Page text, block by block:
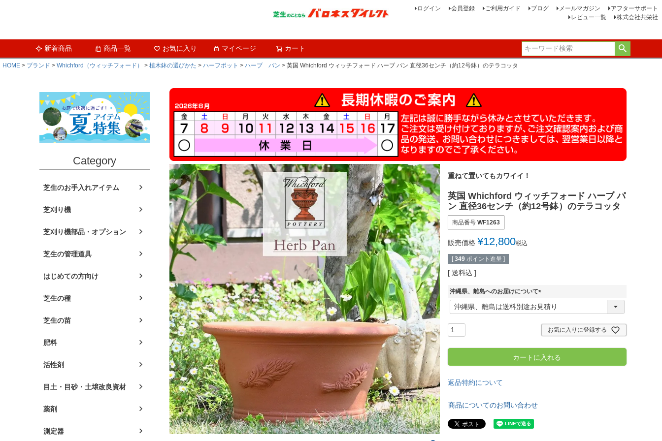
ログイン 会員登録 ご利用ガイド ブログ メールマガジン
アフターサポート
レビュー一覧
株式会社共栄社
新着商品 商品一覧 お気に入り マイページ カート
HOME ブランド Whichford（ウィッチフォード） 植木鉢の選びかた ハーフポット ハーブ パン 英国 Whichford ウィッチフォード ハーブ パン 直径36センチ（約12号鉢）のテラコッタ
Category
芝生のお手入れアイテム
芝刈り機
芝刈り機部品・オプション
芝生の管理道具
はじめての方向け
芝生の種
芝生の苗
肥料
活性剤
目土・目砂・土壌改良資材
薬剤
測定器
重ねて置いてもカワイイ！
英国 Whichford ウィッチフォード ハーブ パ
ン 直径36センチ（約12号鉢）のテラコッタ
商品番号 WF1263
販売価格 ¥12,800税込
[ 349 ポイント進呈 ]
送料込
沖縄県、離島へのお届けについて
(
必
お気に入りに登録する
カートに入れる
返品特約について
商品についてのお問い合わせ